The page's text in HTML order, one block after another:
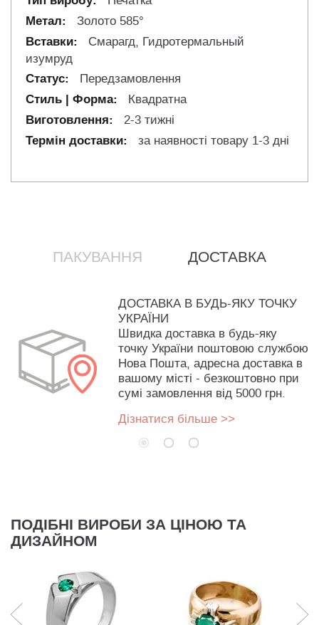
Золото 585°
Смарагд, Гидротермальный
изумруд
Передзамовлення
Квадратна
2-3 тижні
за наявності товару 1-3 дні
ПАКУВАННЯ ДОСТАВКА
ДОСТАВКА В БУДЬ-ЯКУ ТОЧКУ
УКРАЇНИ
Швидка доставка в будь-яку
точку України поштовою службою
Нова Пошта, адресна доставка в
вашому місті - безкоштовно при
сумі замовлення від 5000 грн.
Дізнатися більше >>
ПОДІБНІ ВИРОБИ ЗА ЦІНОЮ ТА
ДИЗАЙНОМ